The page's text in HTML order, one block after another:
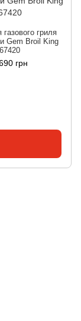
гриля
Gem Broil King
67420
грн